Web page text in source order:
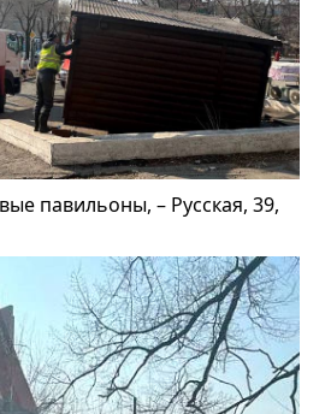
павильоны, – Русская, 39,